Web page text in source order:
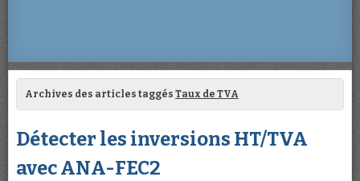
Archives des articles taggés Taux de TVA
Détecter les inversions HT/TVA
avec ANA-FEC2